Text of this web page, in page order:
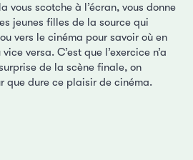
vous scotche à l’écran, vous donne
jeunes filles de la source qui
vers le cinéma pour savoir où en
versa. C’est que l’exercice n’a
de la scène finale, on
que dure ce plaisir de cinéma.